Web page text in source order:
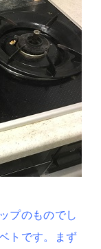
プのものでし
トです。まず